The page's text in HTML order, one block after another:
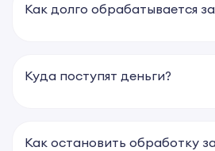
Как долго обрабатывается
Куда поступят деньги?
Как остановить обработку